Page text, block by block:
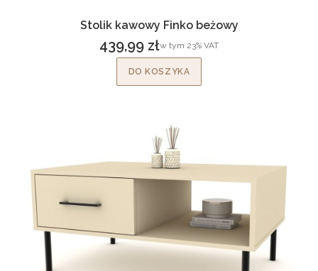
Stolik kawowy Finko beżowy
Cena brutto
439,99 złw tym %s VAT
w tym 23% VAT
DO KOSZYKA